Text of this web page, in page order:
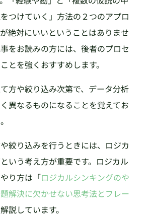
つけていく」方法の２つのアプロ
絶対にいいということはありませ
をお読みの方には、後者のプロセ
とを強くおすすめします。
方や絞り込み次第で、データ分析
異なるものになることを覚えてお
絞り込みを行うときには、ロジカ
いう考え方が重要です。ロジカル
り方は「ロジカルシンキングのや
解決に欠かせない思考法とフレー
説しています。